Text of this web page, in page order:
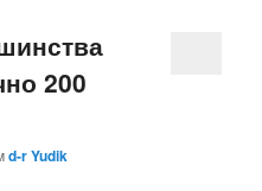
200
d-r Yudik